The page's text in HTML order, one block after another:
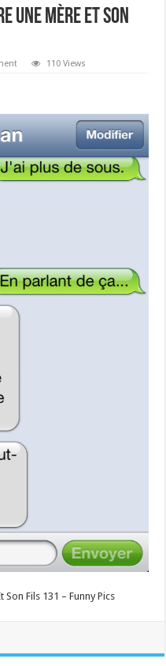
Une Mère Et Son
110 Views
Fils 131 – Funny Pics